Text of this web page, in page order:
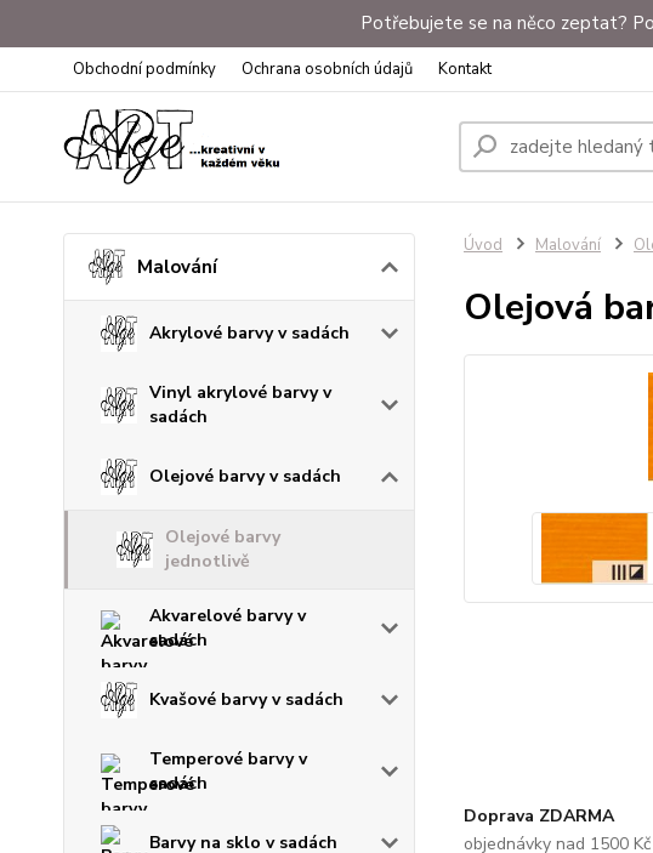
Potřebujete se na něco zeptat?
Obchodní podmínky Ochrana osobních údajů Kontakt
Malování
Akrylové barvy v sadách
Vinyl akrylové barvy v
sadách
Olejové barvy v sadách
Olejové barvy
jednotlivě
Akvarelové barvy v
sadách
Kvašové barvy v sadách
Temperové barvy v
sadách
Barvy na sklo v sadách
Úvod Malování
Olejová
Doprava ZDARMA
objednávky nad 1500 Kč